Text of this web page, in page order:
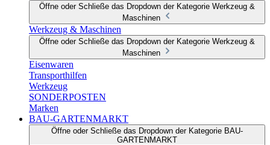
Öffne oder Schließe das Dropdown der Kategorie Werkzeug &
Maschinen
Werkzeug & Maschinen
Öffne oder Schließe das Dropdown der Kategorie Werkzeug &
Maschinen
Eisenwaren
Transporthilfen
Werkzeug
SONDERPOSTEN
Marken
BAU-GARTENMARKT
Öffne oder Schließe das Dropdown der Kategorie BAU-
GARTENMARKT